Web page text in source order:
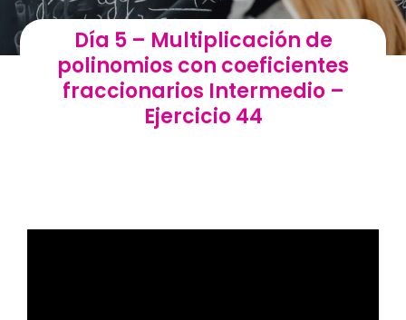
Nosotros
Soluciones
Día 5 – Multiplicación de
polinomios con coeficientes
fraccionarios Intermedio –
Ejercicio 44